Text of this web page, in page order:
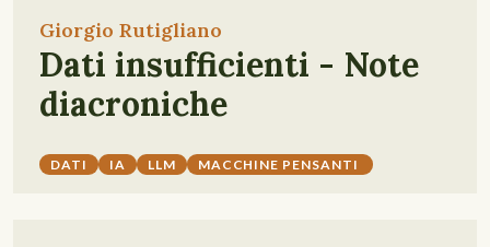
Giorgio Rutigliano
Dati insufficienti - Note
diacroniche
DATI IA LLM MACCHINE PENSANTI